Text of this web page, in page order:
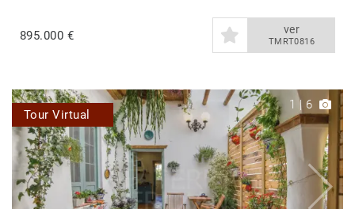
895.000 € ver
TMRT0816
1 | 6
Tour Virtual